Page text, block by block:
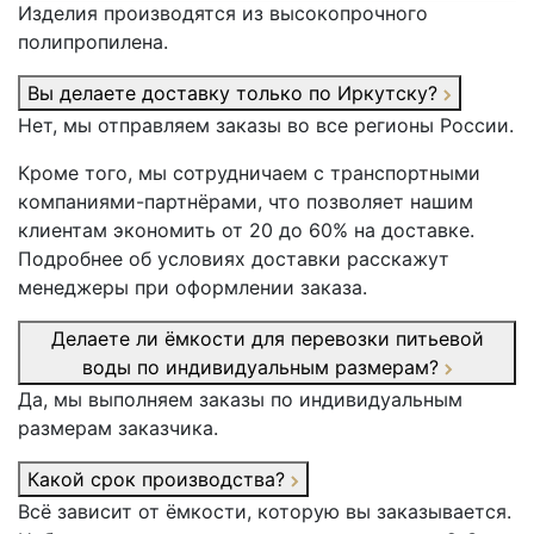
Изделия производятся из высокопрочного
полипропилена.
Вы делаете доставку только по Иркутску?
Нет, мы отправляем заказы во все регионы России.
Кроме того, мы сотрудничаем с транспортными
компаниями-партнёрами, что позволяет нашим
клиентам экономить от 20 до 60% на доставке.
Подробнее об условиях доставки расскажут
менеджеры при оформлении заказа.
Делаете ли ёмкости для перевозки питьевой
воды по индивидуальным размерам?
Да, мы выполняем заказы по индивидуальным
размерам заказчика.
Какой срок производства?
Всё зависит от ёмкости, которую вы заказывается.